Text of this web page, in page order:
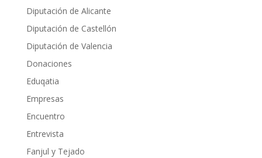
Diputación de Alicante
Diputación de Castellón
Diputación de Valencia
Donaciones
Eduqatia
Empresas
Encuentro
Entrevista
Fanjul y Tejado